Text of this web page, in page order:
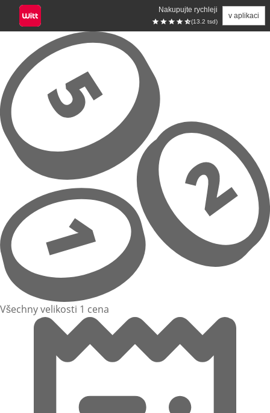
Nakupujte rychleji
(13.2 tsd)
v aplikaci
Přeskočit na hlavní obsah
Všechny velikosti 1 cena